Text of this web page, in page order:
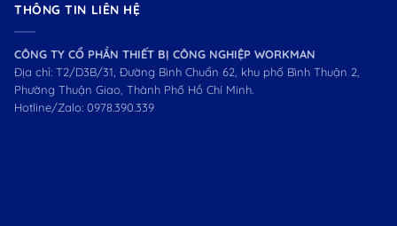
THÔNG TIN LIÊN HỆ
CÔNG TY CỔ PHẦN THIẾT BỊ CÔNG NGHIỆP WORKMAN
Địa chỉ: T2/D3B/31, Đường Bình Chuẩn 62, khu phố Bình Thuận 2,
Phường Thuận Giao, Thành Phố Hồ Chí Minh.
Hotline/Zalo: 0978.390.339